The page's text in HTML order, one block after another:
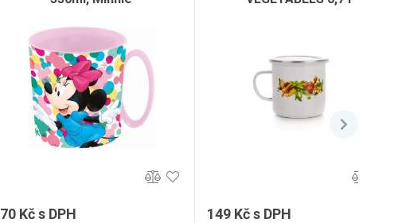
70 Kč s DPH 149 Kč s DPH